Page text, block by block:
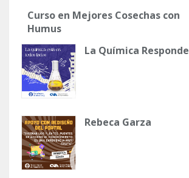
Curso en Mejores Cosechas con
Humus
La Química Responde
Rebeca Garza